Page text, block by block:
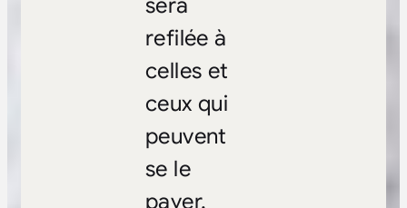
refilée à
celles et
ceux qui
peuvent
se le
payer.